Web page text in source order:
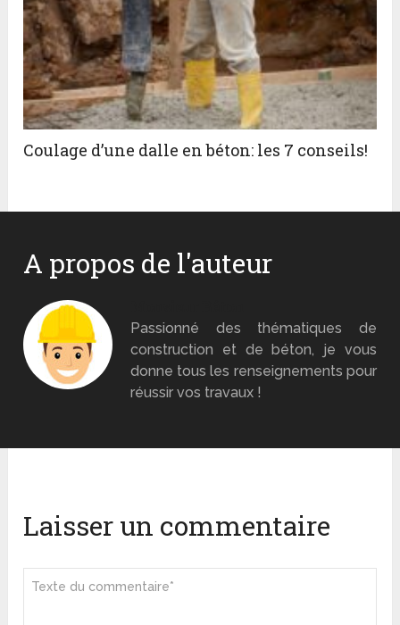
Coulage d’une dalle en béton: les 7 conseils!
A propos de l'auteur
Passionné des thématiques de
construction et de béton, je vous
donne tous les renseignements pour
réussir vos travaux !
Laisser un commentaire